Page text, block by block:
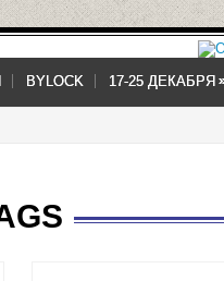
BYLOCK 17-25 ДЕКАБРЯ